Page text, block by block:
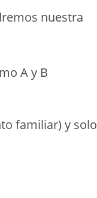
nuestra
A y B
familiar) y solo